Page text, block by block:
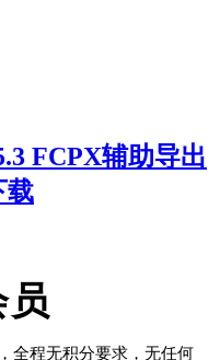
FCPX辅助导出
载
全程无积分要求，无任何